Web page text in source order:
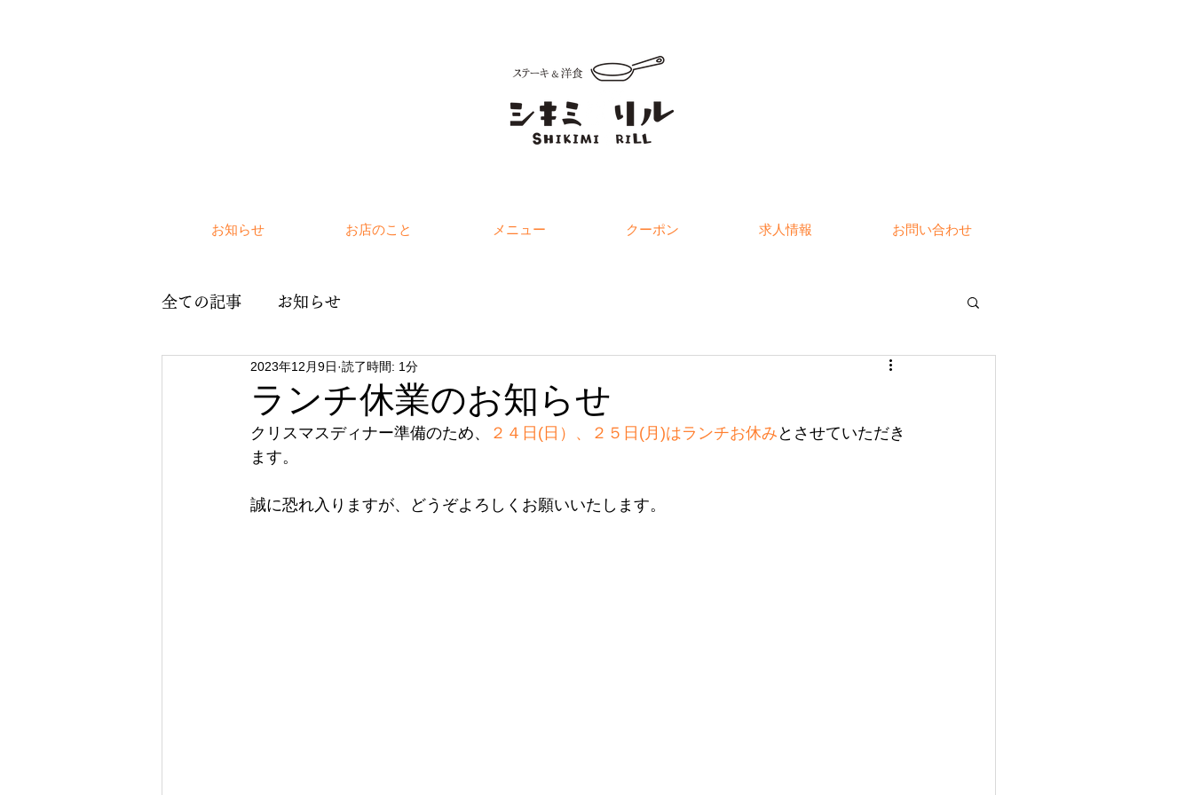
お知らせ お店のこと メニュー クーポン 求人情報 お問い合わせ
全ての記事 お知らせ
ランチ休業のお知らせ
2023年12月9日 読了時間: 1分
クリスマスディナー準備のため、 ２４日(日）、２５日(月)はランチお休み と させていただき
ます。
誠に恐れ入りますが、どうぞよろしくお願いいたします。